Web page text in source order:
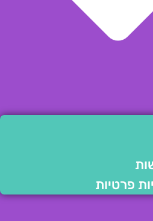
פרטיות